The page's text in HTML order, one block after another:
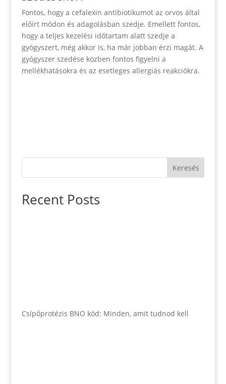
Fontos, hogy a cefalexin antibiotikumot az orvos által
előírt módon és adagolásban szedje. Emellett fontos,
hogy a teljes kezelési időtartam alatt szedje a
gyógyszert, még akkor is, ha már jobban érzi magát. A
gyógyszer szedése közben fontos figyelni a
mellékhatásokra és az esetleges allergiás reakciókra.
Keresés
Recent Posts
Csípőprotézis BNO kód: Minden, amit tudnod kell